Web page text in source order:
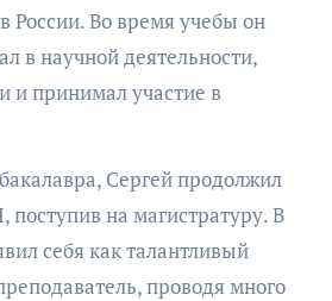
России. Во время учебы он
в научной деятельности,
и принимал участие в
Сергей продолжил
на магистратуру. В
себя как талантливый
проводя много